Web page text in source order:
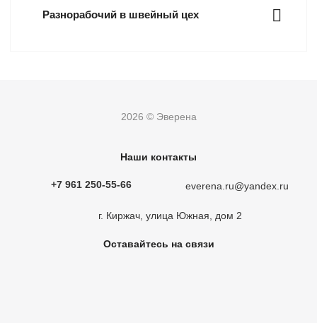
Разнорабочий в швейный цех
2026 © Эверена
Наши контакты
+7 961 250-55-66 everena.ru@yandex.ru
г. Киржач, улица Южная, дом 2
Оставайтесь на связи